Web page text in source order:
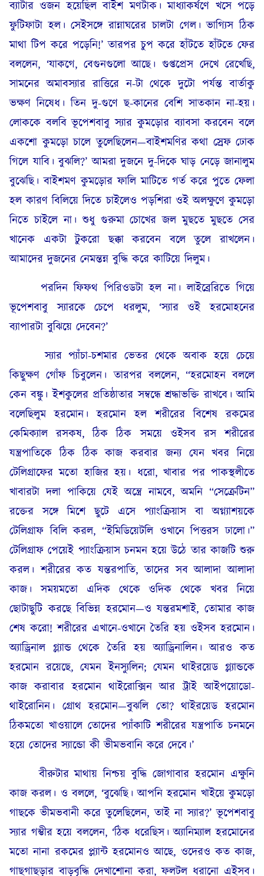
ব্যাটার ওজন হয়েছিল বাইশ মণটাক। মাধ্যাকর্ষণে খসে পড়ে
ফুটিফাটা হল। সেইসঙ্গে রান্নাঘরের চালটা গেল। ভাগ্যিস ঠিক
মাথা টিপ করে পড়েনি!’ তারপর চুপ করে হাঁটতে হাঁটতে ফের
বললেন, ‘যাকগে, বেগুনগুলো আছে। গুপ্তপ্রেস দেখে রেখেছি,
সামনের অমাবস্যার রাত্তিরে ন-টা থেকে দুটো পর্যন্ত বার্তাকু
ভক্ষণ নিষেধ। তিন দু-গুণে ছ-কানের বেশি সাতকান না-হয়।
লোককে বলবি ভূপেশবাবু স্যার কুমড়োর ব্যাবসা করবেন বলে
একশো কুমড়ো চালে তুলেছিলেন—বাইশমণির কথা স্রেফ ঢোক
গিলে যাবি। বুঝলি?’ আমরা দুজনে দু-দিকে ঘাড় নেড়ে জানালুম
বুঝেছি। বাইশমণ কুমড়োর ফালি মাটিতে গর্ত করে পুতে ফেলা
হল কারণ বিলিয়ে দিতে চাইলেও পড়শিরা ওই অলক্ষুণে কুমড়ো
নিতে চাইলে না। শুধু গুরুমা চোখের জল মুছতে মুছতে সের
খানেক একটা টুকরো ছক্কা করবেন বলে তুলে রাখলেন।
আমাদের দুজনের নেমন্তন্ন বুদ্ধি করে কাটিয়ে দিলুম।
পরদিন ফিফথ পিরিওডটা হল না। লাইব্রেরিতে গিয়ে
ভূপেশবাবু স্যারকে চেপে ধরলুম, ‘স্যার ওই হরমোহনের
ব্যাপারটা বুঝিয়ে দেবেন?’
স্যার প্যাঁচা-চশমার ভেতর থেকে অবাক হয়ে চেয়ে
কিছুক্ষণ গোঁফ চিবুলেন। তারপর বললেন, “হরমোহন বললে
কেন বঙ্কু। ইশকুলের প্রতিষ্ঠাতার সম্বন্ধে শ্রদ্ধাভক্তি রাখবে। আমি
বলেছিলুম হরমোন। হরমোন হল শরীরের বিশেষ রকমের
কেমিক্যাল রসকষ, ঠিক ঠিক সময়ে ওইসব রস শরীরের
যন্ত্রপাতিকে ঠিক ঠিক কাজ করবার জন্য যেন খবর নিয়ে
টেলিগ্রাফের মতো হাজির হয়। ধরো, খাবার পর পাকস্থলীতে
খাবারটা দলা পাকিয়ে যেই অন্ত্রে নামবে, অমনি “সেক্রেটিন”
রক্তের সঙ্গে মিশে ছুটে এসে প্যাংক্রিয়াস বা অগ্ন্যাশয়কে
টেলিগ্রাফ বিলি করল, “ইমিডিয়েটলি ওখানে পিত্তরস ঢালো।”
টেলিগ্রাফ পেয়েই প্যাংক্রিয়াস চনমন হয়ে উঠে তার কাজটি শুরু
করল। শরীরের কত যন্তরপাতি, তাদের সব আলাদা আলাদা
কাজ। সময়মতো এদিক থেকে ওদিক থেকে খবর নিয়ে
ছোটাছুটি করছে বিভিন্ন হরমোন—ও যন্তরমশাই, তোমার কাজ
শেষ করো! শরীরের এখানে-ওখানে তৈরি হয় ওইসব হরমোন।
অ্যাড্রিনাল গ্ল্যান্ড থেকে তৈরি হয় অ্যাড্রিনালিন। আরও কত
হরমোন রয়েছে, যেমন ইনস্যুলিন; যেমন থাইরয়েড গ্ল্যান্ডকে
কাজ করাবার হরমোন থাইরোক্সিন আর ট্রাই আইপয়োডো-
থাইরোনিন। গ্রোথ হরমোন—বুঝলি তো? থাইরয়েড হরমোন
ঠিকমতো খাওয়ালে তোদের প্যাঁকাটি শরীরের যন্ত্রপাতি চনমনে
হয়ে তোদের স্যান্ডো কী ভীমভবানি করে দেবে।’
বীরুটার মাথায় নিশ্চয় বুদ্ধি জোগাবার হরমোন এক্ষুনি
কাজ করল। ও বললে, ‘বুঝেছি। আপনি হরমোন খাইয়ে কুমড়ো
গাছকে ভীমভবানী করে তুলেছিলেন, তাই না স্যার?’ ভূপেশবাবু
স্যার গম্ভীর হয়ে বললেন, ‘ঠিক ধরেছিস। অ্যানিম্যাল হরমোনের
মতো নানা রকমের প্ল্যান্ট হরমোনও আছে, ওদেরও কত কাজ,
গাছগাছড়ার বাড়বৃদ্ধি দেখাশোনা করা, ফলটল ধরানো এইসব।